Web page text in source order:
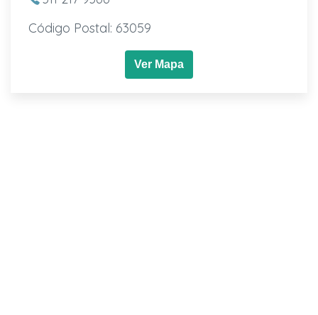
Código Postal: 63059
Ver Mapa